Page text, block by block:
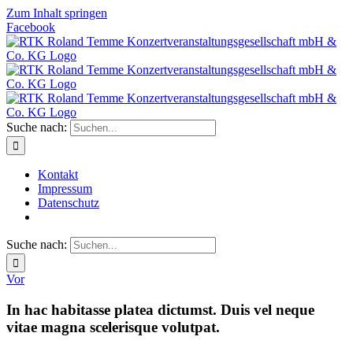
Zum Inhalt springen
Facebook
Suche nach:
Kontakt
Impressum
Datenschutz
Suche nach:
Vor
In hac habitasse platea dictumst. Duis vel neque
vitae magna scelerisque volutpat.